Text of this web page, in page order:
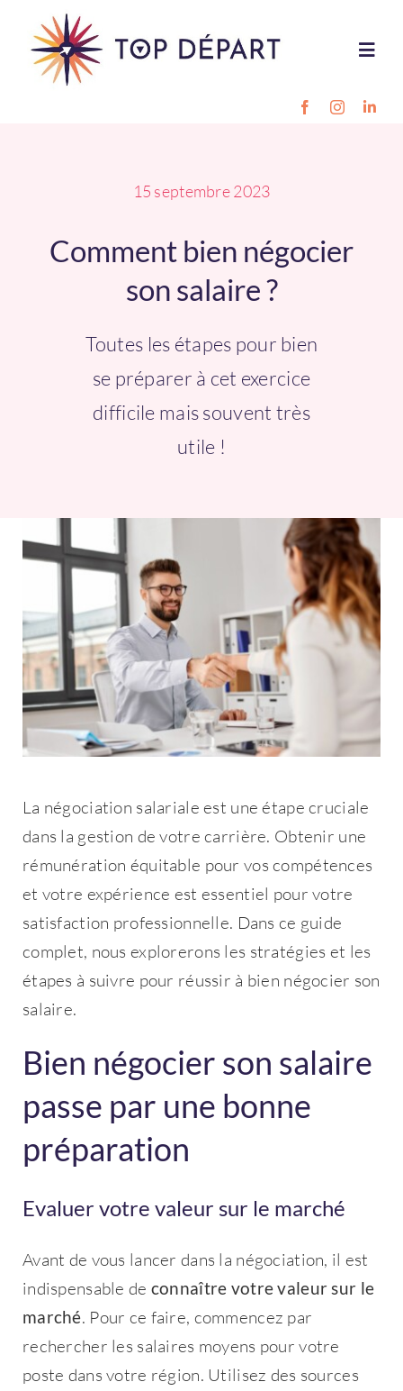
contenu
Style de vie
15 septembre 2023
Comment bien négocier
son salaire ?
Toutes les étapes pour bien
se préparer à cet exercice
difficile mais souvent très
utile !
La négociation salariale est une étape cruciale
dans la gestion de votre carrière. Obtenir une
rémunération équitable pour vos compétences
et votre expérience est essentiel pour votre
satisfaction professionnelle. Dans ce guide
complet, nous explorerons les stratégies et les
étapes à suivre pour réussir à bien négocier son
salaire.
Bien négocier son salaire
passe par une bonne
préparation
Evaluer votre valeur sur le marché
Avant de vous lancer dans la négociation, il est
indispensable de connaître votre valeur sur le
marché. Pour ce faire, commencez par
rechercher les salaires moyens pour votre
poste dans votre région. Utilisez des sources